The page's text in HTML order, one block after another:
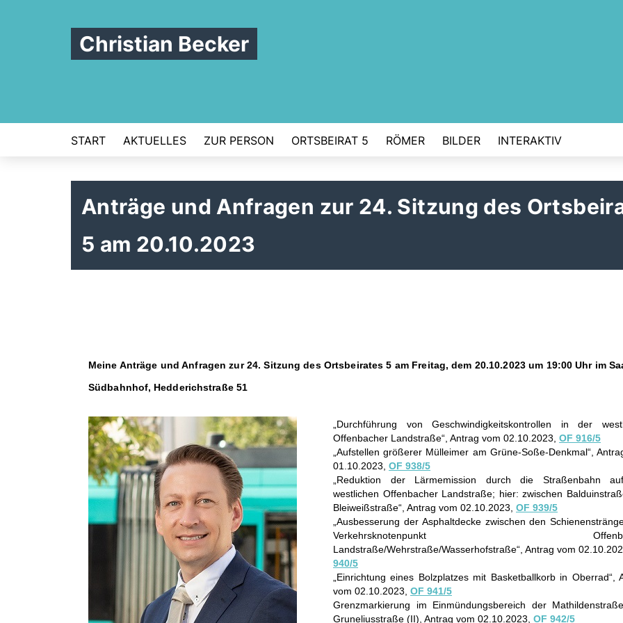
Christian Becker
START AKTUELLES ZUR PERSON ORTSBEIRAT 5 RÖMER BILDER INTERAKTIV
Anträge und Anfragen zur 24. Sitzung des
5 am 20.10.2023
Meine Anträge und Anfragen zur 24. Sitzung des Ortsbeirates 5 am Freitag, dem 20.10.2023 um 19:00 Uhr im
Südbahnhof, Hedderichstraße 51
Durchführung von Geschwindigkeitskontrollen in der
Offenbacher Landstraße“, Antrag vom 02.10.2023, OF 916/5
Aufstellen größerer Mülleimer am Grüne-Soße-Denkmal“,
01.10.2023, OF 938/5
Reduktion der Lärmemission durch die Straßenbahn
westlichen Offenbacher Landstraße; hier: zwischen
Bleiweißstraße“, Antrag vom 02.10.2023, OF 939/5
Ausbesserung der Asphaltdecke zwischen den
Verkehrsknotenpunkt
Landstraße/Wehrstraße/Wasserhofstraße“, Antrag vom
940/5
Einrichtung eines Bolzplatzes mit Basketballkorb in Oberrad“,
vom 02.10.2023, OF 941/5
Grenzmarkierung im Einmündungsbereich der
Gruneliusstraße (II), Antrag vom 02.10.2023, OF 942/5